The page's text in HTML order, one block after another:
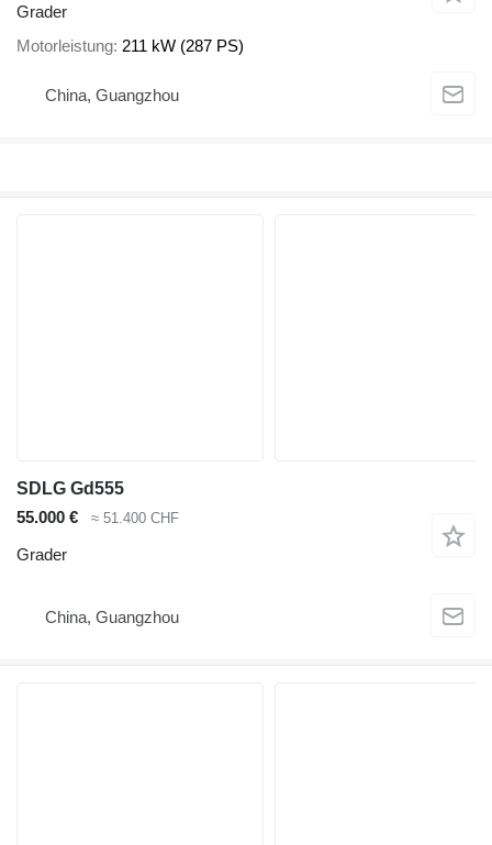
Grader
Motorleistung 211 kW (287 PS)
China, Guangzhou
SDLG Gd555
55.000 €
≈ 51.400 CHF
Grader
China, Guangzhou